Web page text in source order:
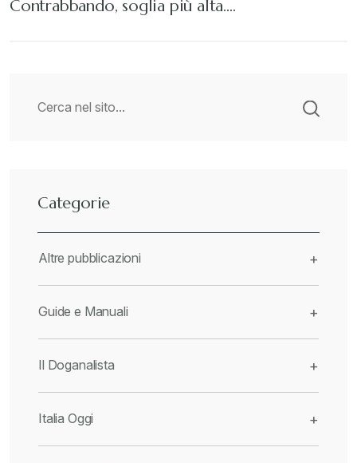
Contrabbando, soglia più alta.…
Categorie
Altre pubblicazioni +
Guide e Manuali +
Il Doganalista +
Italia Oggi +